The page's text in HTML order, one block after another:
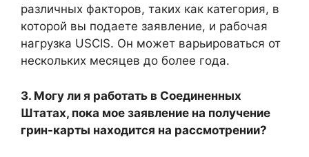
различных факторов, таких как категория, в
которой вы подаете заявление, и рабочая
нагрузка USCIS. Он может варьироваться от
нескольких месяцев до более года.
3. Могу ли я работать в Соединенных
Штатах, пока мое заявление на получение
грин-карты находится на рассмотрении?